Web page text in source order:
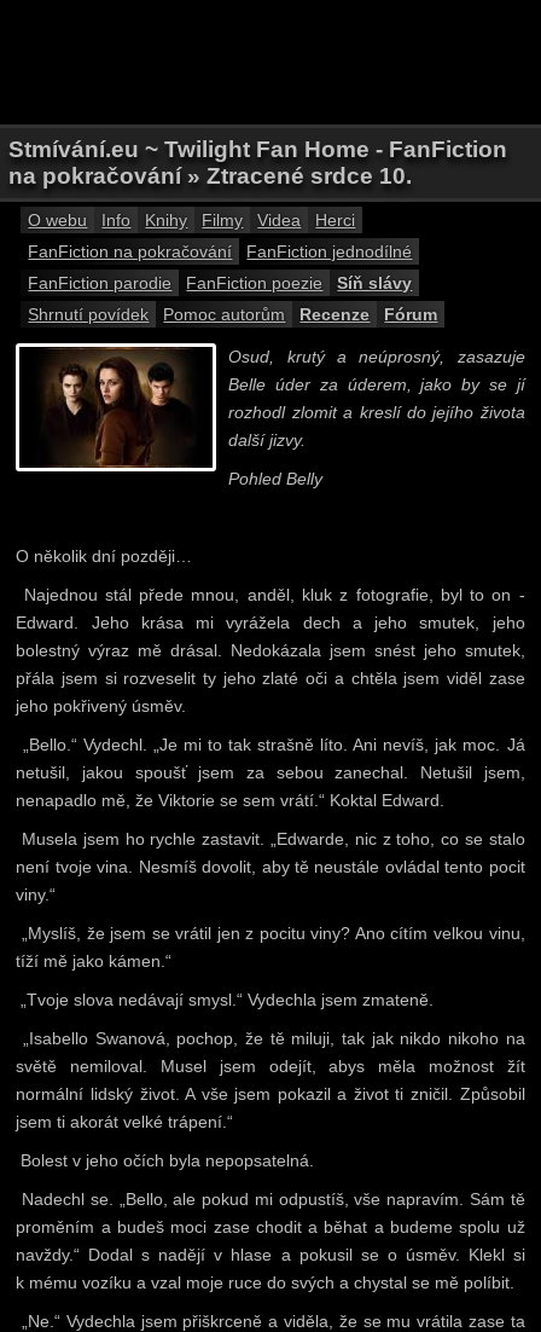
Stmívání.eu ~ Twilight Fan Home - FanFiction
na pokračování » Ztracené srdce 10.
O webu Info Knihy Filmy Videa
Herci
FanFiction na pokračování
FanFiction jednodílné
FanFiction parodie
FanFiction poezie
Síň slávy
Shrnutí povídek
Pomoc autorům Recenze Fórum
Osud, krutý a neúprosný, zasazuje
Belle úder za úderem, jako by se jí
rozhodl zlomit a kreslí do jejího života
další jizvy.
Pohled Belly
O několik dní později…
Najednou stál přede mnou, anděl, kluk z fotografie, byl to on -
Edward. Jeho krása mi vyrážela dech a jeho smutek, jeho
bolestný výraz mě drásal. Nedokázala jsem snést jeho smutek,
přála jsem si rozveselit ty jeho zlaté oči a chtěla jsem viděl zase
jeho pokřivený úsměv.
„Bello.“ Vydechl. „Je mi to tak strašně líto. Ani nevíš, jak moc. Já
netušil, jakou spoušť jsem za sebou zanechal. Netušil jsem,
nenapadlo mě, že Viktorie se sem vrátí.“ Koktal Edward.
Musela jsem ho rychle zastavit. „Edwarde, nic z toho, co se stalo
není tvoje vina. Nesmíš dovolit, aby tě neustále ovládal tento pocit
viny.“
„Myslíš, že jsem se vrátil jen z pocitu viny? Ano cítím velkou vinu,
tíží mě jako kámen.“
„Tvoje slova nedávají smysl.“ Vydechla jsem zmateně.
„Isabello Swanová, pochop, že tě miluji, tak jak nikdo nikoho na
světě nemiloval. Musel jsem odejít, abys měla možnost žít
normální lidský život. A vše jsem pokazil a život ti zničil. Způsobil
jsem ti akorát velké trápení.“
Bolest v jeho očích byla nepopsatelná.
Nadechl se. „Bello, ale pokud mi odpustíš, vše napravím. Sám tě
proměním a budeš moci zase chodit a běhat a budeme spolu už
navždy.“ Dodal s nadějí v hlase a pokusil se o úsměv. Klekl si
k mému vozíku a vzal moje ruce do svých a chystal se mě políbit.
„Ne.“ Vydechla jsem přiškrceně a viděla, že se mu vrátila zase ta